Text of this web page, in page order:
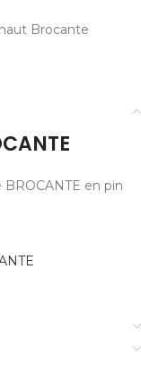
Brocante
en pin